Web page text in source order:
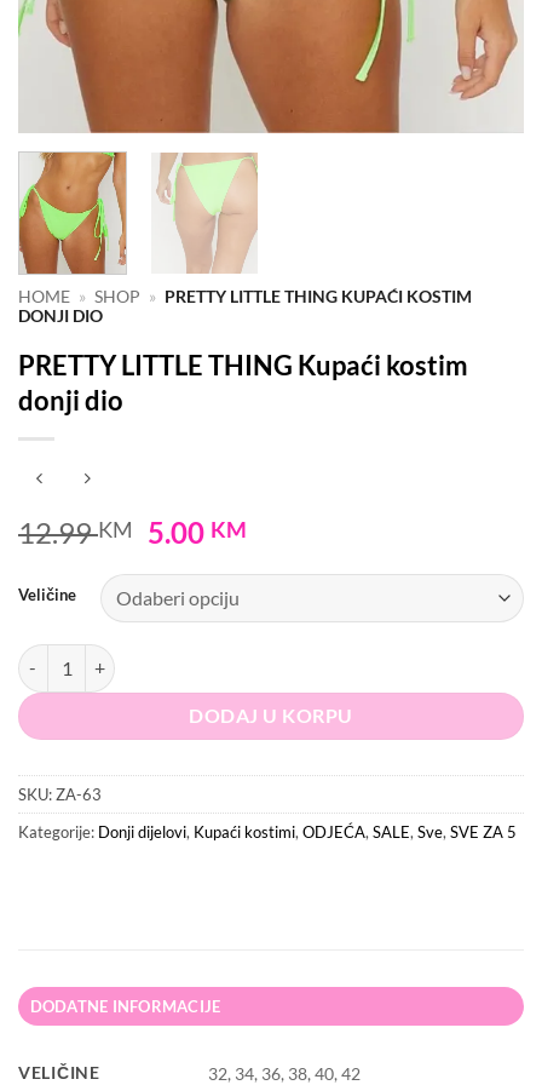
HOME » SHOP » PRETTY LITTLE THING KUPAĆI KOSTIM
DONJI DIO
PRETTY LITTLE THING Kupaći kostim
donji dio
12.99KM
Original
was:
12.99 KM.
5.00 KM
5.00 KM.
Veličine
PRETTY LITTLE THING Kupaći kostim donji dio količina
DODAJ U KORPU
SKU:ZA-63
Kategorije: Donji dijelovi, Kupaći kostimi, ODJEĆA, SALE, Sve, SVE ZA 5
DODATNE INFORMACIJE
VELIČINE 32, 34, 36, 38, 40, 42